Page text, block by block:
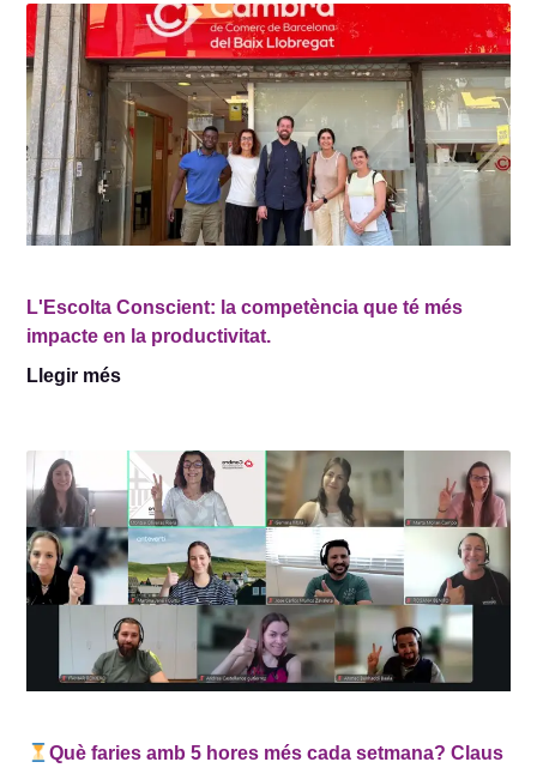
L'Escolta Conscient: la competència que té més
impacte en la productivitat.
Llegir més
Què faries amb 5 hores més cada setmana? Claus